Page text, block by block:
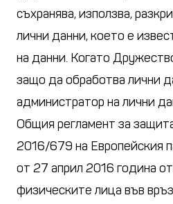
съхранява, използва,
лични данни, което е
на данни. Когато
защо да обработва лични
администратор на лични
Общия регламент за
2016/679 на Европейския
от 27 април 2016 година
физическите лица във